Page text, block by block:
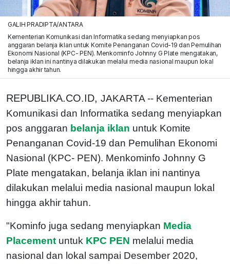
GALIH PRADIPTA/ANTARA
Kementerian Komunikasi dan Informatika sedang menyiapkan pos
anggaran belanja iklan untuk Komite Penanganan Covid-19 dan Pemulihan
Ekonomi Nasional (KPC- PEN). Menkominfo Johnny G Plate mengatakan,
belanja iklan ini nantinya dilakukan melalui media nasional maupun lokal
hingga akhir tahun.
REPUBLIKA.CO.ID, JAKARTA -- Kementerian
Komunikasi dan Informatika sedang menyiapkan
pos anggaran belanja iklan untuk Komite
Penanganan Covid-19 dan Pemulihan Ekonomi
Nasional (KPC- PEN). Menkominfo Johnny G
Plate mengatakan, belanja iklan ini nantinya
dilakukan melalui media nasional maupun lokal
hingga akhir tahun.
"Kominfo juga sedang menyiapkan Media
Placement untuk KPC PEN melalui media
nasional dan lokal sampai Desember 2020,